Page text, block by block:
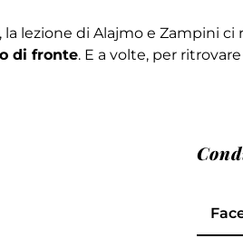
di Alajmo e Zampini ci
di fronte. E a volte, per